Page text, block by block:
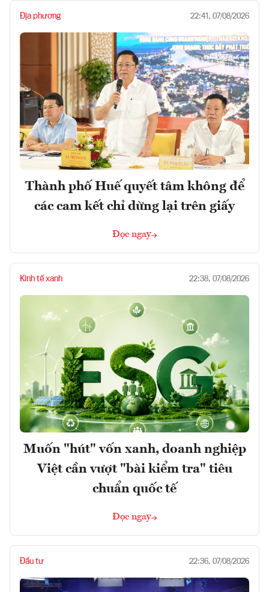
Địa phương 22:41, 07/08/2026
Thành phố Huế quyết tâm không để
các cam kết chỉ dừng lại trên giấy
Đọc ngay
Kinh tế xanh 22:38, 07/08/2026
Muốn "hút" vốn xanh, doanh nghiệp
Việt cần vượt "bài kiểm tra" tiêu
chuẩn quốc tế
Đọc ngay
Đầu tư 22:36, 07/08/2026